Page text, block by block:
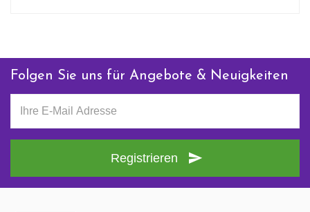
Folgen Sie uns für Angebote & Neuigkeiten
Registrieren